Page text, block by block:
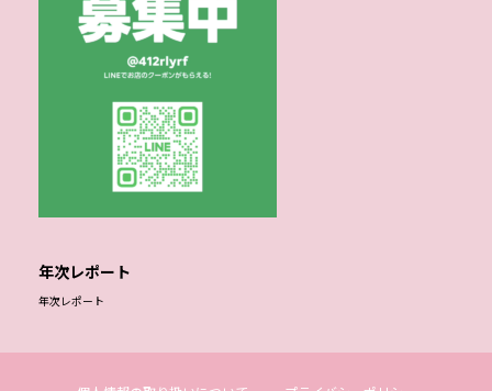
年次レポート
年次レポート